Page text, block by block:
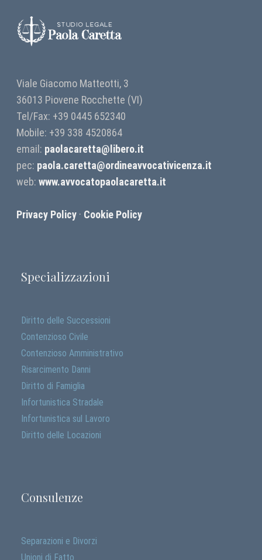
Viale Giacomo Matteotti, 3
36013 Piovene Rocchette (VI)
Tel/Fax: +39 0445 652340
Mobile: +39 338 4520864
email: paolacaretta@libero.it
pec: paola.caretta@ordineavvocativicenza.it
web:www.avvocatopaolacaretta.it
Privacy Policy · Cookie Policy
Specializzazioni
Diritto delle Successioni
Contenzioso Civile
Contenzioso Amministrativo
Risarcimento Danni
Diritto di Famiglia
Infortunistica Stradale
Infortunistica sul Lavoro
Diritto delle Locazioni
Consulenze
Separazioni e Divorzi
Unioni di Fatto